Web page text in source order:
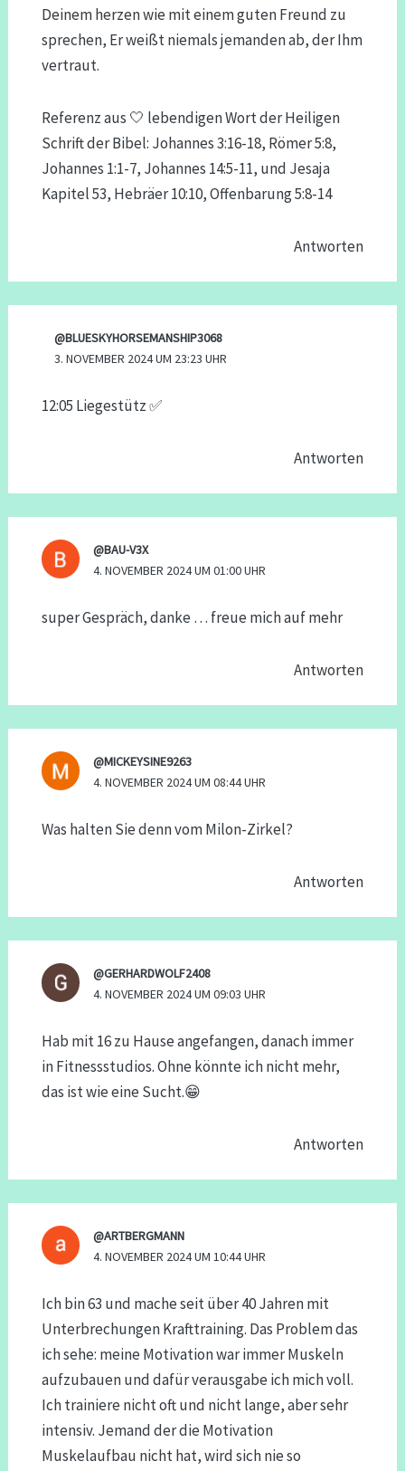
Deinem herzen wie mit einem guten Freund zu
sprechen, Er weißt niemals jemanden ab, der Ihm
vertraut.
Referenz aus 🤍 lebendigen Wort der Heiligen
Schrift der Bibel: Johannes 3:16-18, Römer 5:8,
Johannes 1:1-7, Johannes 14:5-11, und Jesaja
Kapitel 53, Hebräer 10:10, Offenbarung 5:8-14
Antworten
@BLUESKYHORSEMANSHIP3068
3. NOVEMBER 2024 UM 23:23 UHR
12:05 Liegestütz ✅
Antworten
@BAU-V3X
4. NOVEMBER 2024 UM 01:00 UHR
super Gespräch, danke … freue mich auf mehr
Antworten
@MICKEYSINE9263
4. NOVEMBER 2024 UM 08:44 UHR
Was halten Sie denn vom Milon-Zirkel?
Antworten
@GERHARDWOLF2408
4. NOVEMBER 2024 UM 09:03 UHR
Hab mit 16 zu Hause angefangen, danach immer
in Fitnessstudios. Ohne könnte ich nicht mehr,
das ist wie eine Sucht.😁
Antworten
@ARTBERGMANN
4. NOVEMBER 2024 UM 10:44 UHR
Ich bin 63 und mache seit über 40 Jahren mit
Unterbrechungen Krafttraining. Das Problem das
ich sehe: meine Motivation war immer Muskeln
aufzubauen und dafür verausgabe ich mich voll.
Ich trainiere nicht oft und nicht lange, aber sehr
intensiv. Jemand der die Motivation
Muskelaufbau nicht hat, wird sich nie so